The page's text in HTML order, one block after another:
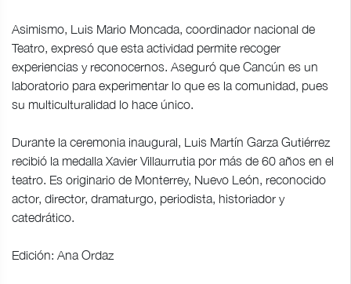
Asimismo, Luis Mario Moncada, coordinador nacional de
Teatro, expresó que esta actividad permite recoger
experiencias y reconocernos. Aseguró que Cancún es un
laboratorio para experimentar lo que es la comunidad, pues
su multiculturalidad lo hace único.
Durante la ceremonia inaugural, Luis Martín Garza Gutiérrez
recibió la medalla Xavier Villaurrutia por más de 60 años en el
teatro. Es originario de Monterrey, Nuevo León, reconocido
actor, director, dramaturgo, periodista, historiador y
catedrático.
Edición: Ana Ordaz